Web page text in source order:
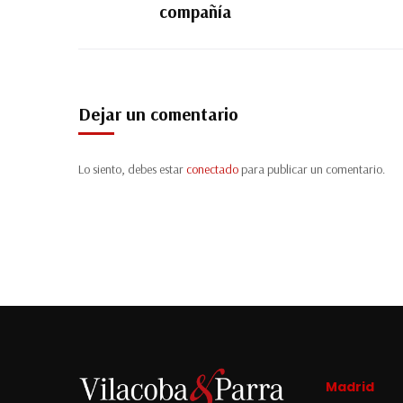
compañía
Dejar un comentario
Lo siento, debes estar conectado para publicar un comentario.
Madrid